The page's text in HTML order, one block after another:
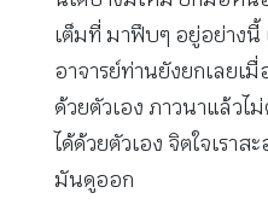
เต็มที่ มาฟึบๆ อยู่อย่าง
อาจารย์ท่านยังยกเลยเ
ด้วยตัวเอง ภาวนาแล้วไ
ได้ด้วยตัวเอง จิตใจเรา
มันดูออก